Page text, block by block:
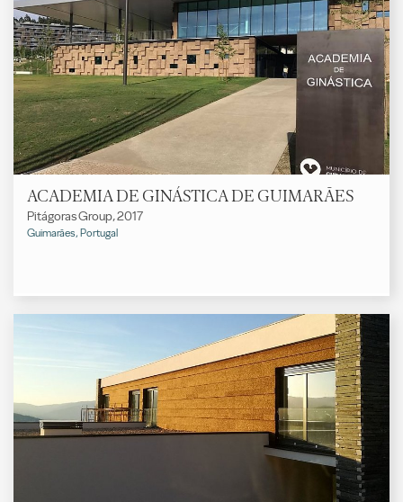
ACADEMIA DE GINÁSTICA DE GUIMARÃES
Pitágoras Group, 2017
Guimarães, Portugal